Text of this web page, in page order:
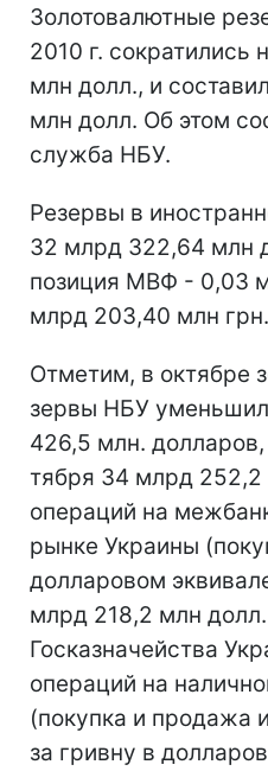
Золотовалютные
2010 г. сократились
млн долл., и
млн долл. Об этом
служба НБУ.
Резервы в
32 млрд 322,64 млн
позиция МВФ - 0,03
млрд 203,40 млн грн.
Отметим, в ок­тяб­ре
зер­вы НБУ
426,5 млн.
тяб­ря 34 млрд
операций на
рынке Украины
долларовом
млрд 218,2 млн
Госказначейства
операций на
(покупка и продажа
за гривну в